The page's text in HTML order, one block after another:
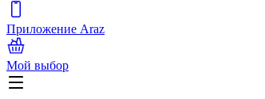
Приложение Araz
Мой выбор